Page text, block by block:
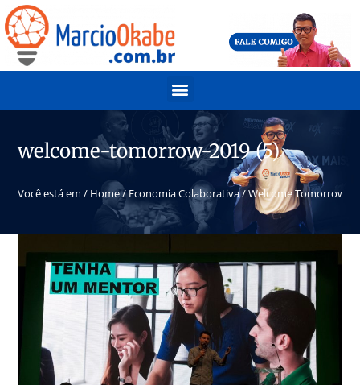
welcome-tomorrow-2019 (5)
Você está em / Home/Economia Colaborativa/Welcome Tomorrow